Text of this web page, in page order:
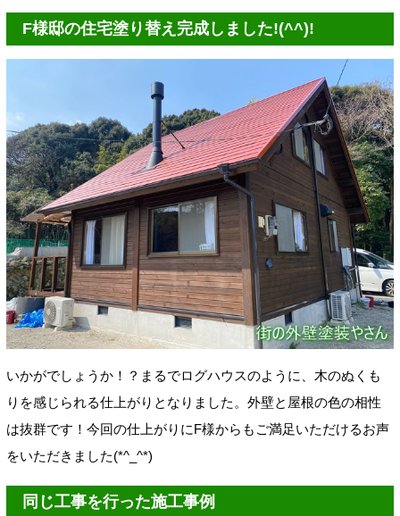
F様邸の住宅塗り替え完成しました!(^^)!
いかがでしょうか！？まるでログハウスのように、木のぬくも
りを感じられる仕上がりとなりました。外壁と屋根の色の相性
は抜群です！今回の仕上がりにF様からもご満足いただけるお声
をいただきました(*^_^*)
同じ工事を行った施工事例